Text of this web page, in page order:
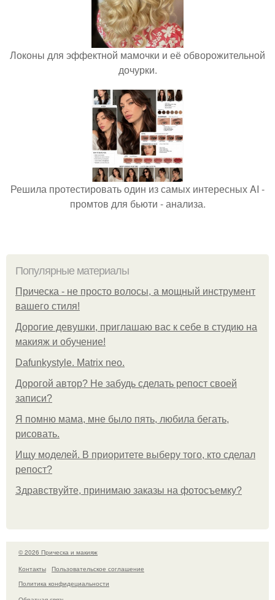
Локоны для эффектной мамочки и её обворожительной
дочурки.
Решила протестировать один из самых интересных AI -
промтов для бьюти - анализа.
Популярные материалы
Прическа - не просто волосы, а мощный инструмент
вашего стиля!
Дорогие девушки, приглашаю вас к себе в студию на
макияж и обучение!
Dafunkystyle. Matrix neo.
Дорогой автор? Не забудь сделать репост своей
записи?
Я помню мама, мне было пять, любила бегать,
рисовать.
Ищу моделей. В приоритете выберу того, кто сделал
репост?
Здравствуйте, принимаю заказы на фотосъемку?
© 2026 Прическа и макияж
Контакты
Пользовательское соглашение
Политика конфидециальности